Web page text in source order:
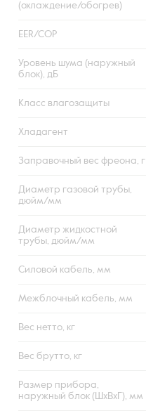
(охлаждение/обогрев)
EER/COP
Уровень шума (наружный
блок), дБ
Класс влагозащиты
Хладагент
Заправочный вес фреона, г
Диаметр газовой трубы,
дюйм/мм
Диаметр жидкостной
трубы, дюйм/мм
Силовой кабель, мм
Межблочный кабель, мм
Вес нетто, кг
Вес брутто, кг
Размер прибора,
наружный блок (ШxВxГ), мм